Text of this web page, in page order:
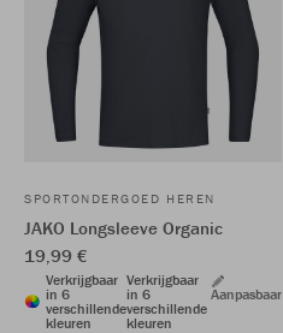
SPORTONDERGOED HEREN
JAKO Longsleeve Organic
19,99 €
Verkrijgbaar
in 6
verschillende
kleuren
Verkrijgbaar
in 6
verschillende
kleuren
Aanpasbaar